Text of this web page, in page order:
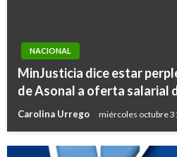
NACIONAL
MinJusticia dice estar
de Asonal a oferta salarial
Carolina Urrego miércoles octubre